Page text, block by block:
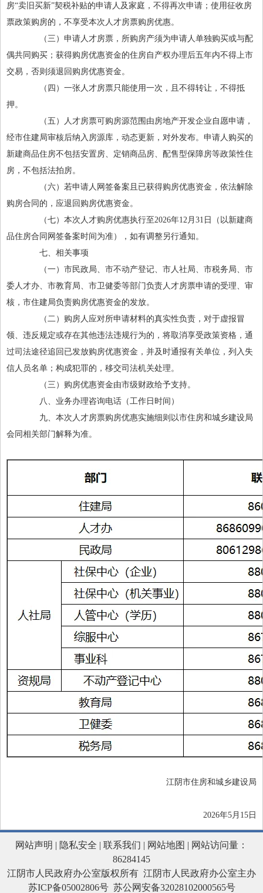
房“卖旧买新”契税补贴的申请人及家庭，不得再次申请；使用征收房
票政策购房的，不享受本次人才房票购房优惠。
（三）申请人才房票，所购房产须为申请人单独购买或与配
偶共同购买；获得购房优惠资金的住房自产权办理后五年内不得上市
交易，否则须退回购房优惠资金。
（四）一张人才房票只能使用一次，且不得转让，不得抵
押。
（五）人才房票可购房源范围由房地产开发企业自愿申请，
经市住建局审核后纳入房源库，动态更新，对外发布。申请人购买的
新建商品住房不包括安置房、定销商品房、配售型保障房等政策性住
房，不包括法拍房。
（六）若申请人网签备案且已获得购房优惠资金，依法解除
购房合同的，应退回购房优惠资金。
（七）本次人才购房优惠执行至2026年12月31日（以新建商
品住房合同网签备案时间为准），如有调整另行通知。
七、相关事项
（一）市民政局、市不动产登记、市人社局、市税务局、市
委人才办、市教育局、市卫健委等部门负责人才房票申请的受理、审
核，市住建局负责购房优惠资金的发放。
（二）购房人应对所申请材料的真实性负责，对于虚报冒
领、违反规定或存在其他违法违规行为的，将取消享受政策资格，通
过司法途径追回已发放购房优惠资金，并及时通报有关单位，列入失
信人员名单；构成犯罪的，移交司法机关处理。
（三）购房优惠资金由市级财政给予支持。
八、业务办理咨询电话（工作日时间）
九、本次人才房票购房优惠实施细则以市住房和城乡建设局
会同相关部门解释为准。
江阴市住房和城乡建设局
2026年5月15日
网站声明 | 隐私安全 | 联系我们 | 网站地图 | 网站访问量：
86284145
江阴市人民政府办公室版权所有 江阴市人民政府办公室主办
苏ICP备05002806号 苏公网安备32028102000565号